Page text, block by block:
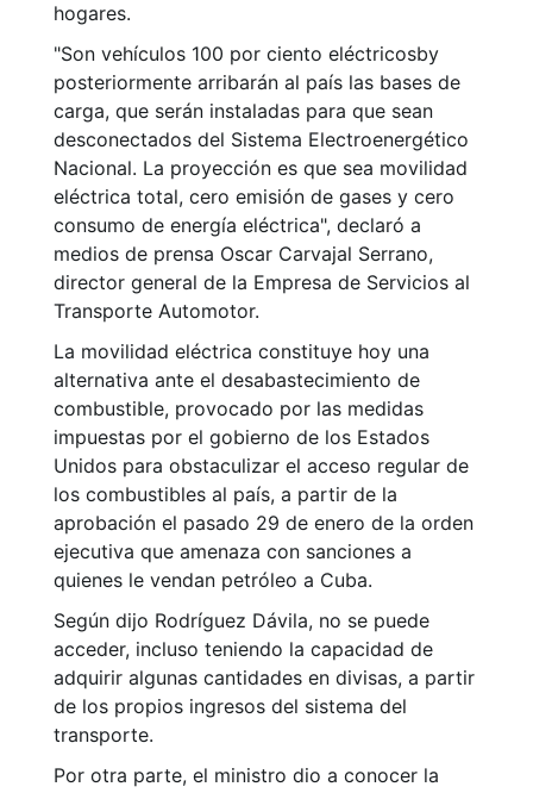
hogares.
"Son vehículos 100 por ciento eléctricosby
posteriormente arribarán al país las bases de
carga, que serán instaladas para que sean
desconectados del Sistema Electroenergético
Nacional. La proyección es que sea movilidad
eléctrica total, cero emisión de gases y cero
consumo de energía eléctrica", declaró a
medios de prensa Oscar Carvajal Serrano,
director general de la Empresa de Servicios al
Transporte Automotor.
La movilidad eléctrica constituye hoy una
alternativa ante el desabastecimiento de
combustible, provocado por las medidas
impuestas por el gobierno de los Estados
Unidos para obstaculizar el acceso regular de
los combustibles al país, a partir de la
aprobación el pasado 29 de enero de la orden
ejecutiva que amenaza con sanciones a
quienes le vendan petróleo a Cuba.
Según dijo Rodríguez Dávila, no se puede
acceder, incluso teniendo la capacidad de
adquirir algunas cantidades en divisas, a partir
de los propios ingresos del sistema del
transporte.
Por otra parte, el ministro dio a conocer la